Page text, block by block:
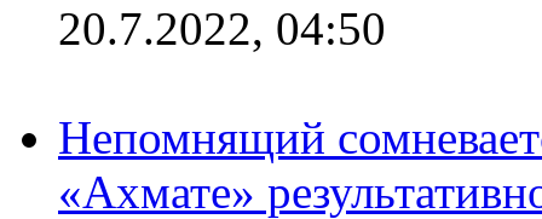
20.7.2022, 04:50
Непомнящий
«Ахмате»